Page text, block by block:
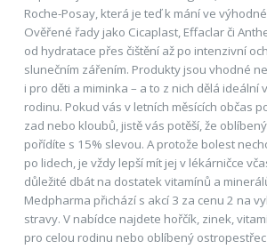
Roche-Posay, která je teď k mání ve
Ověřené řady jako Cicaplast, Effaclar či
od hydratace přes čištění až po intenzivní
slunečním zářením. Produkty jsou vhodné
i pro děti a miminka – a to z nich dělá ideální
rodinu. Pokud vás v letních měsících občas
zad nebo kloubů, jistě vás potěší, že
pořídíte s 15% slevou. A protože bolest
po lidech, je vždy lepší mít jej v lékárničce
důležité dbát na dostatek vitamínů a
Medpharma přichází s akcí 3 za cenu 2 na
stravy. V nabídce najdete hořčík, zinek,
pro celou rodinu nebo oblíbený